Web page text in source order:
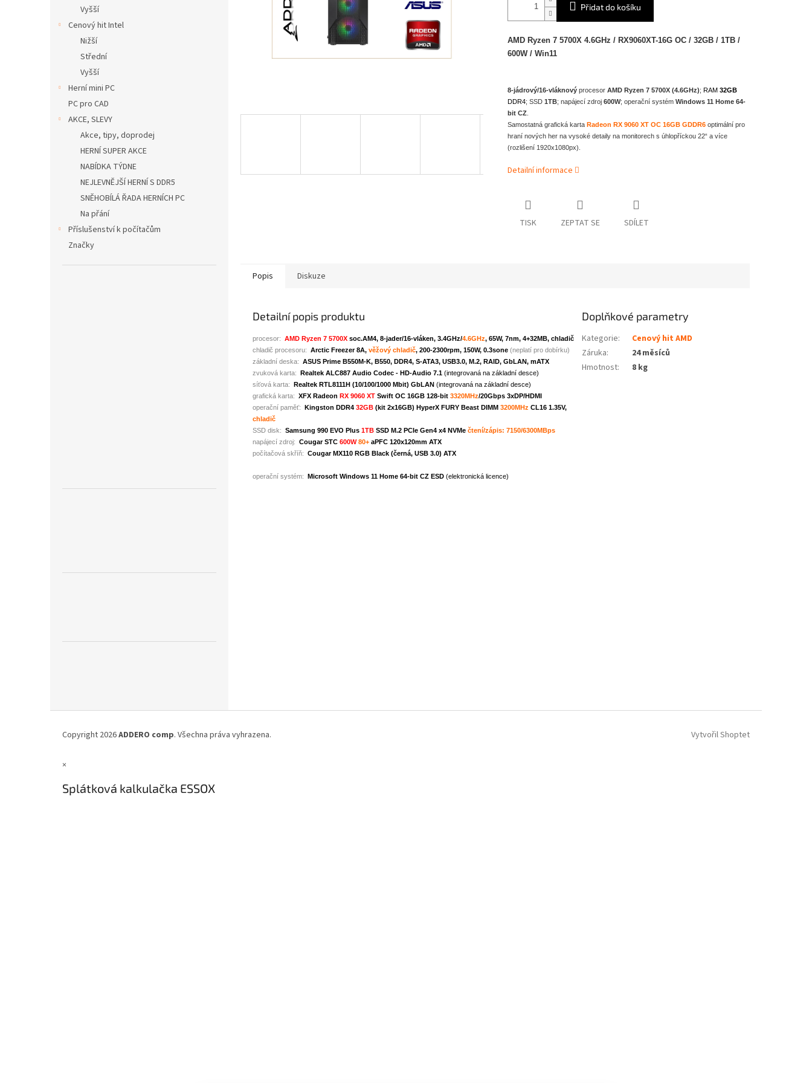
Vyšší
Cenový hit Intel
Nižší
Střední
Vyšší
Herní mini PC
PC pro CAD
AKCE, SLEVY
Akce, tipy, doprodej
HERNÍ SUPER AKCE
NABÍDKA TÝDNE
NEJLEVNĚJŠÍ HERNÍ S DDR5
SNĚHOBÍLÁ ŘADA HERNÍCH PC
Na přání
Příslušenství k počítačům
Značky
Přidat do košíku
AMD Ryzen 7 5700X 4.6GHz / RX9060XT-16G OC / 32GB / 1TB /
600W / Win11
8-jádrový/16-vláknovýprocesor AMD Ryzen 7 5700X (4.6GHz); RAM 32GB
DDR4; SSD 1TB; napájecí zdroj 600W; operační systémWindows 11 Home 64-
bit CZ.
Samostatná grafická karta Radeon RX 9060 XT OC 16GB GDDR6optimální pro
hraní nových her na vysoké detaily na monitorech s úhlopříckou 22“ a více
(rozlišení 1920x1080px).
Detailní informace
TISK ZEPTAT SE SDÍLET
Popis Diskuze
Detailní popis produktu
procesor: AMD Ryzen 7 5700X soc.AM4, 8-jader/16-vláken, 3.4GHz/4.6GHz, 65W, 7nm, 4+32MB, chladič
chladič procesoru: Arctic Freezer 8A, věžový chladič, 200-2300rpm, 150W, 0.3sone (neplatí pro dobírku)
základní deska: ASUS Prime B550M-K, B550, DDR4, S-ATA3, USB3.0, M.2, RAID, GbLAN, mATX
zvuková karta: Realtek ALC887 Audio Codec - HD-Audio 7.1 (integrovaná na základní desce)
síťová karta: Realtek RTL8111H (10/100/1000 Mbit) GbLAN (integrovaná na základní desce)
grafická karta: XFX Radeon RX 9060 XT Swift OC 16GB 128-bit 3320MHz/20Gbps 3xDP/HDMI
operační paměť: Kingston DDR4 32GB (kit 2x16GB) HyperX FURY Beast DIMM 3200MHz CL16 1.35V,
chladič
SSD disk: Samsung 990 EVO Plus 1TB SSD M.2 PCIe Gen4 x4 NVMe čtení/zápis: 7150/6300MBps
napájecí zdroj: Cougar STC 600W80+ aPFC 120x120mm ATX
počítačová skříň: Cougar MX110 RGB Black (černá, USB 3.0) ATX
operační systém: Microsoft Windows 11 Home 64-bit CZ ESD (elektronická licence)
Doplňkové parametry
Kategorie:
Cenový hit AMD
Záruka:
24 měsíců
Hmotnost: 8 kg
Vytvořil Shoptet
Copyright 2026ADDERO comp. Všechna práva vyhrazena.
×
Splátková kalkulačka ESSOX